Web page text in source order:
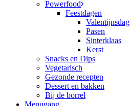
Powerfood
Feestdagen
Valentijnsdag
Pasen
Sinterklaas
Kerst
Snacks en Dips
Vegetarisch
Gezonde recepten
Dessert en bakken
Bij de borrel
Menugang